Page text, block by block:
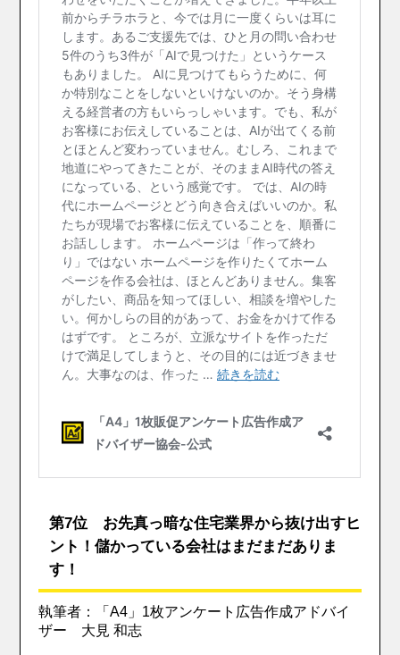
第7位 お先真っ暗な住宅業界から抜け出すヒ
ント！儲かっている会社はまだまだありま
す！
執筆者：「A4」1枚アンケート広告作成アドバイ
ザー 大見 和志